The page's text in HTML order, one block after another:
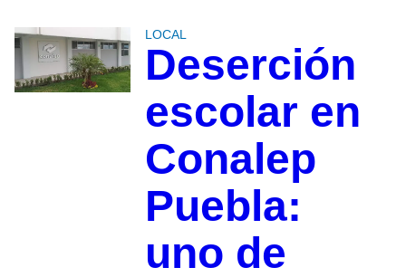
LOCAL
Deserción
escolar en
Conalep
Puebla:
uno de